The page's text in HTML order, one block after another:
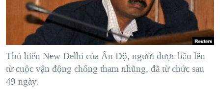
"Tìm"NGƯỜI VIỆT HẢI NGOẠI
ĐỜI SỐNG
KINH TẾ
SỨC KHOẺ
TẠI
HÀNH TRÌNH BẦU CỬ 2024
MỘT NĂM CHIẾN TRANH TẠI DẢI GAZA
GIẢI MÃ VÀNH ĐAI & CON ĐƯỜNG
NGÀY TỊ NẠN THẾ GIỚI
VIDEO
NGHE
MẠNG XÃ HỘI
Thủ hiến New Delhi của Ấn Ðộ, người được bầu lên
từ cuộc vận động chống tham nhũng, đã từ chức sau
49 ngày.